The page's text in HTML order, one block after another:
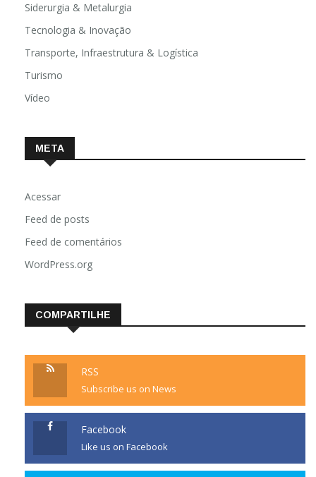
Siderurgia & Metalurgia
Tecnologia & Inovação
Transporte, Infraestrutura & Logística
Turismo
Vídeo
META
Acessar
Feed de posts
Feed de comentários
WordPress.org
COMPARTILHE
RSS
Subscribe us on News
Facebook
Like us on Facebook